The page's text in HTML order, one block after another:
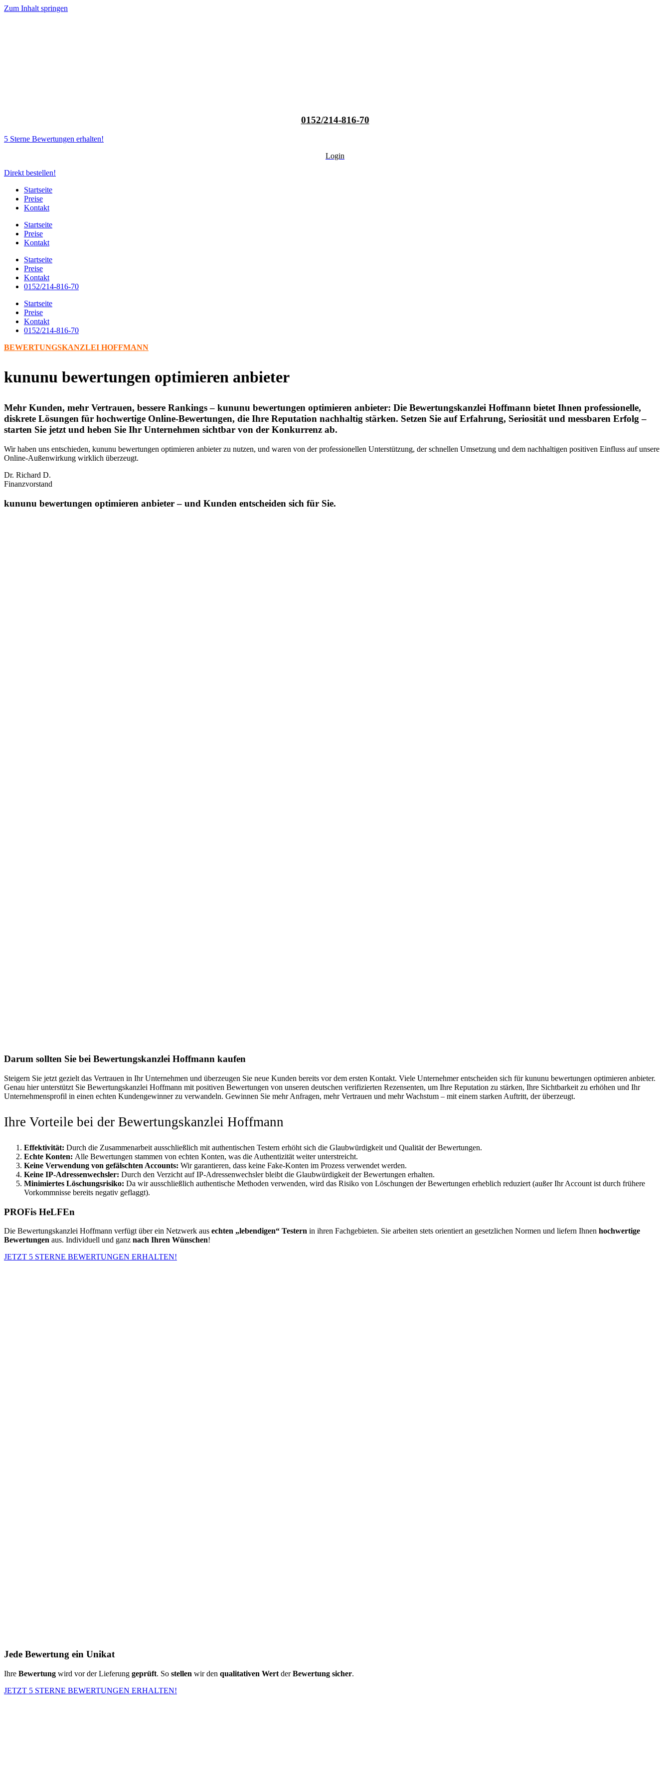
Zum Inhalt springen
0152/214-816-70
5 Sterne Bewertungen erhalten!
Login
Direkt bestellen!
Startseite
Preise
Kontakt
Startseite
Preise
Kontakt
Startseite
Preise
Kontakt
0152/214-816-70
Startseite
Preise
Kontakt
0152/214-816-70
BEWERTUNGSKANZLEI HOFFMANN
kununu bewertungen optimieren anbieter
Mehr Kunden, mehr Vertrauen, bessere Rankings – kununu bewertungen optimieren anbieter: Die Bewertungskanzlei Hoffmann bietet Ihnen professionelle,
diskrete Lösungen für hochwertige Online-Bewertungen, die Ihre Reputation nachhaltig stärken. Setzen Sie auf Erfahrung, Seriosität und messbaren Erfolg –
starten Sie jetzt und heben Sie Ihr Unternehmen sichtbar von der Konkurrenz ab.
Wir haben uns entschieden, kununu bewertungen optimieren anbieter zu nutzen, und waren von der professionellen Unterstützung, der schnellen Umsetzung und dem nachhaltigen positiven Einfluss auf unsere
Online‑Außenwirkung wirklich überzeugt.
Dr. Richard D.
Finanzvorstand
kununu bewertungen optimieren anbieter – und Kunden entscheiden sich für Sie.
Darum sollten Sie bei Bewertungskanzlei Hoffmann kaufen
Steigern Sie jetzt gezielt das Vertrauen in Ihr Unternehmen und überzeugen Sie neue Kunden bereits vor dem ersten Kontakt. Viele Unternehmer entscheiden sich für kununu bewertungen optimieren anbieter.
Genau hier unterstützt Sie Bewertungskanzlei Hoffmann mit positiven Bewertungen von unseren deutschen verifizierten Rezensenten, um Ihre Reputation zu stärken, Ihre Sichtbarkeit zu erhöhen und Ihr
Unternehmensprofil in einen echten Kundengewinner zu verwandeln. Gewinnen Sie mehr Anfragen, mehr Vertrauen und mehr Wachstum – mit einem starken Auftritt, der überzeugt.
Ihre Vorteile bei der Bewertungskanzlei Hoffmann
Effektivität: Durch die Zusammenarbeit ausschließlich mit authentischen Testern erhöht sich die Glaubwürdigkeit und Qualität der Bewertungen.
Echte Konten: Alle Bewertungen stammen von echten Konten, was die Authentizität weiter unterstreicht.
Keine Verwendung von gefälschten Accounts: Wir garantieren, dass keine Fake-Konten im Prozess verwendet werden.
Keine IP-Adressenwechsler: Durch den Verzicht auf IP-Adressenwechsler bleibt die Glaubwürdigkeit der Bewertungen erhalten.
Minimiertes Löschungsrisiko: Da wir ausschließlich authentische Methoden verwenden, wird das Risiko von Löschungen der Bewertungen erheblich reduziert (außer Ihr Account ist durch frühere
Vorkommnisse bereits negativ geflaggt).
PROFis HeLFEn
Die Bewertungskanzlei Hoffmann verfügt über ein Netzwerk aus echten „lebendigen“ Testern in ihren Fachgebieten. Sie arbeiten stets orientiert an gesetzlichen Normen und liefern Ihnen hochwertige
Bewertungen aus. Individuell und ganz nach Ihren Wünschen!
JETZT 5 STERNE BEWERTUNGEN ERHALTEN!
Jede Bewertung ein Unikat
Ihre Bewertung wird vor der Lieferung geprüft. So stellen wir den qualitativen Wert derBewertung sicher.
JETZT 5 STERNE BEWERTUNGEN ERHALTEN!